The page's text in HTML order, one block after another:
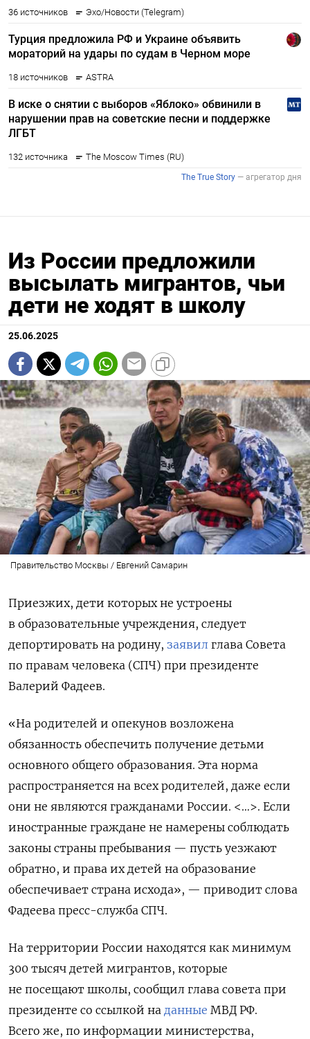
Из России предложили
высылать мигрантов, чьи
дети не ходят в школу
25.06.2025
Правительство Москвы / Евгений Самарин
Приезжих, дети которых не устроены
в образовательные учреждения, следует
депортировать на родину, заявил глава Совета
по правам человека (СПЧ) при президенте
Валерий Фадеев.
«На родителей и опекунов возложена
обязанность обеспечить получение детьми
основного общего образования. Эта норма
распространяется на всех родителей, даже если
они не являются гражданами России. <…>. Если
иностранные граждане не намерены соблюдать
законы страны пребывания — пусть уезжают
обратно, и права их детей на образование
обеспечивает страна исхода», — приводит слова
Фадеева пресс-служба СПЧ.
На территории России находятся как минимум
300 тысяч детей мигрантов, которые
не посещают школы, сообщил глава совета при
президенте со ссылкой на данные МВД РФ.
Всего же, по информации министерства,